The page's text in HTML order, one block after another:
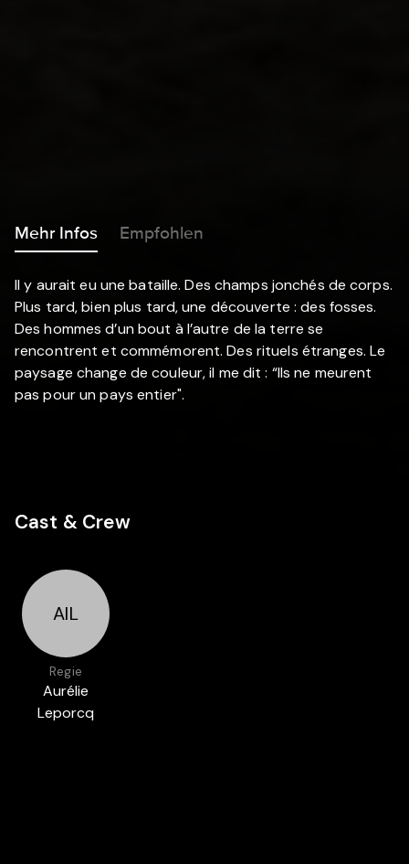
Mehr Infos Empfohlen
Il y aurait eu une bataille. Des champs jonchés de corps.
Plus tard, bien plus tard, une découverte : des fosses.
Des hommes d’un bout à l’autre de la terre se
rencontrent et commémorent. Des rituels étranges. Le
paysage change de couleur, il me dit : “Ils ne meurent
pas pour un pays entier".
Cast & Crew
AlL
Regie
Aurélie
Leporcq